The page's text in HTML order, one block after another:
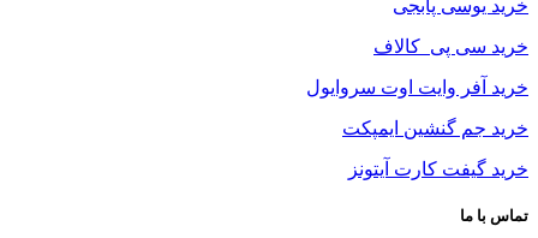
خرید یوسی پابجی
خرید سی پی کالاف
خرید آفر وایت اوت سروایول
خرید جم گنشین ایمپکت
خرید گیفت کارت آیتونز
تماس با ما